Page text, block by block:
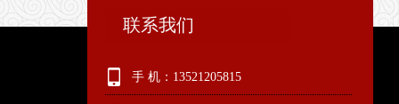
联系我们
手 机：13521205815